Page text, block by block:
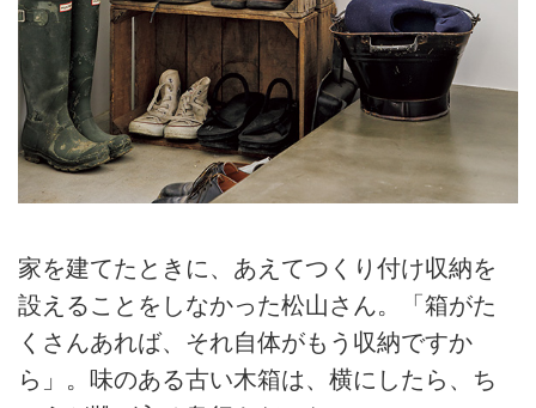
家を建てたときに、あえてつくり付け収納を
設えることをしなかった松山さん。「箱がた
くさんあれば、それ自体がもう収納ですか
ら」。味のある古い木箱は、横にしたら、ち